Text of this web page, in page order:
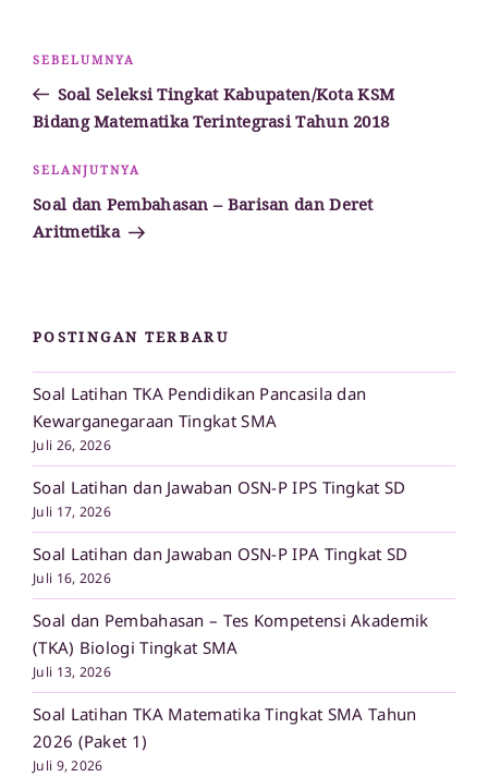
Navigasi
Pos
Sebelumnya
SEBELUMNYA
Soal Seleksi Tingkat Kabupaten/Kota KSM
Bidang Matematika Terintegrasi Tahun 2018
Pos
Selanjutnya
SELANJUTNYA
Soal dan Pembahasan – Barisan dan Deret
Aritmetika
POSTINGAN TERBARU
Soal Latihan TKA Pendidikan Pancasila dan
Kewarganegaraan Tingkat SMA
Juli 26, 2026
Soal Latihan dan Jawaban OSN-P IPS Tingkat SD
Juli 17, 2026
Soal Latihan dan Jawaban OSN-P IPA Tingkat SD
Juli 16, 2026
Soal dan Pembahasan – Tes Kompetensi Akademik
(TKA) Biologi Tingkat SMA
Juli 13, 2026
Soal Latihan TKA Matematika Tingkat SMA Tahun
2026 (Paket 1)
Juli 9, 2026